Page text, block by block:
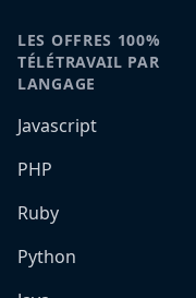
LES OFFRES 100%
TÉLÉTRAVAIL PAR
LANGAGE
Javascript
PHP
Ruby
Python